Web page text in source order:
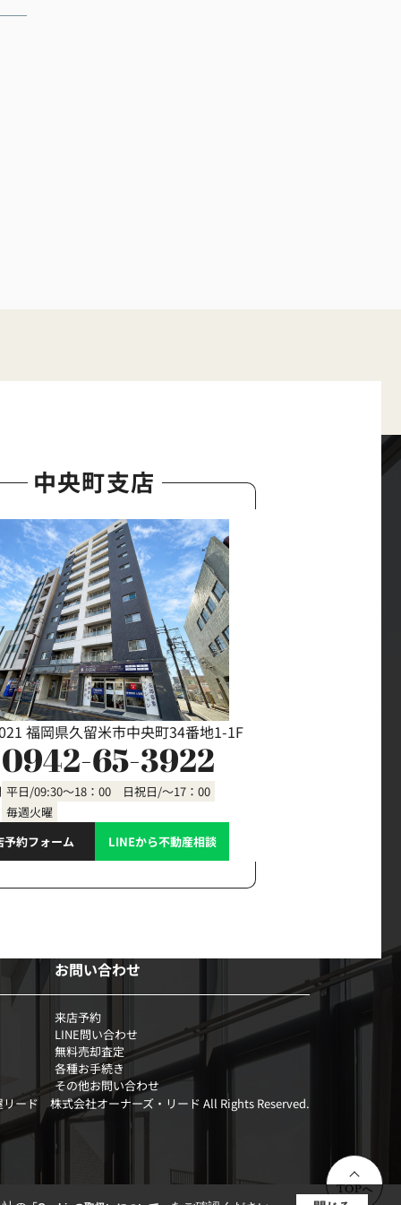
中央町支店
福岡県久留米市中央町34番地1-1F
0942-65-3922
平日/09:30～18：00 日祝日/～17：00
毎週火曜
予約フォーム
LINEから不動産相談
お問い合わせ
来店予約
LINE問い合わせ
無料売却査定
各種お手続き
その他お問い合わせ
ード 株式会社オーナーズ・リード All Rights Reserved.
TOPへ